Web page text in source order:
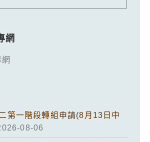
網
第一階段轉組申請(8月13日中
08-06